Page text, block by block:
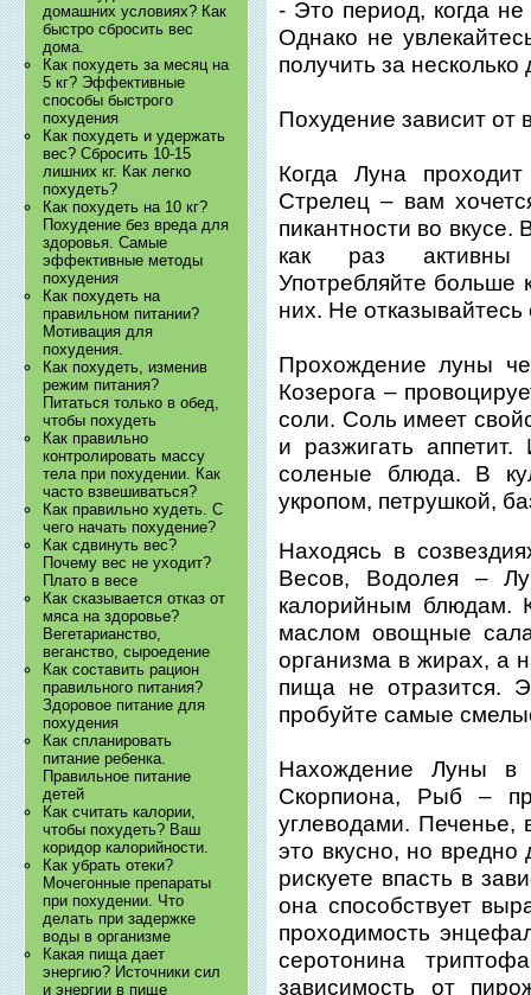
домашних условиях? Как
быстро сбросить вес
дома.
Как похудеть за месяц на
5 кг? Эффективные
способы быстрого
похудения
Как похудеть и удержать
вес? Сбросить 10-15
лишних кг. Как легко
похудеть?
Как похудеть на 10 кг?
Похудение без вреда для
здоровья. Самые
эффективные методы
похудения
Как похудеть на
правильном питании?
Мотивация для
похудения.
Как похудеть, изменив
режим питания?
Питаться только в обед,
чтобы похудеть
Как правильно
контролировать массу
тела при похудении. Как
часто взвешиваться?
Как правильно худеть. С
чего начать похудение?
Как сдвинуть вес?
Почему вес не уходит?
Плато в весе
Как сказывается отказ от
мяса на здоровье?
Вегетарианство,
веганство, сыроедение
Как составить рацион
правильного питания?
Здоровое питание для
похудения
Как спланировать
питание ребенка.
Правильное питание
детей
Как считать калории,
чтобы похудеть? Ваш
коридор калорийности.
Как убрать отеки?
Мочегонные препараты
при похудении. Что
делать при задержке
воды в организме
Какая пища дает
энергию? Источники сил
и энергии в пище
- Это период, когда
Однако не
получить за
Похудение зависит от
Когда Луна
Стрелец – вам
пикантности во вкусе.
как раз активны
Употребляйте
них. Не отказывайтесь
Прохождение луны
Козерога –
соли. Соль имеет
и разжигать
соленые блюда. В
укропом, петрушкой,
Находясь в
Весов, Водолея –
калорийным блюдам.
маслом овощные
организма в жирах, а
пища не отразится.
пробуйте самые
Нахождение Луны в
Скорпиона, Рыб –
углеводами. Печенье,
это вкусно, но вредно
рискуете впасть в
она способствует
проходимость
серотонина
зависимость от